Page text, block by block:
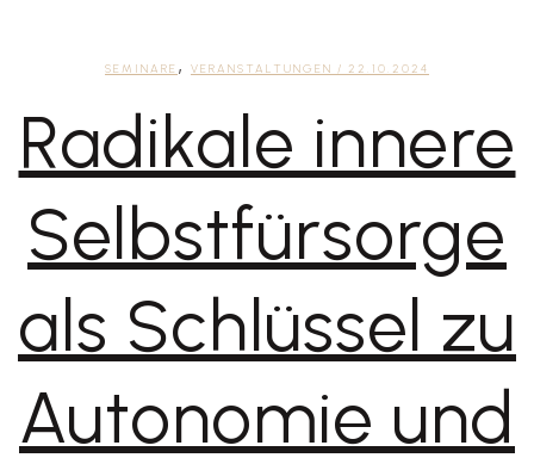
SEMINARE , VERANSTALTUNGEN / 22.10.2024
Radikale innere
Selbstfürsorge
als Schlüssel zu
Autonomie und